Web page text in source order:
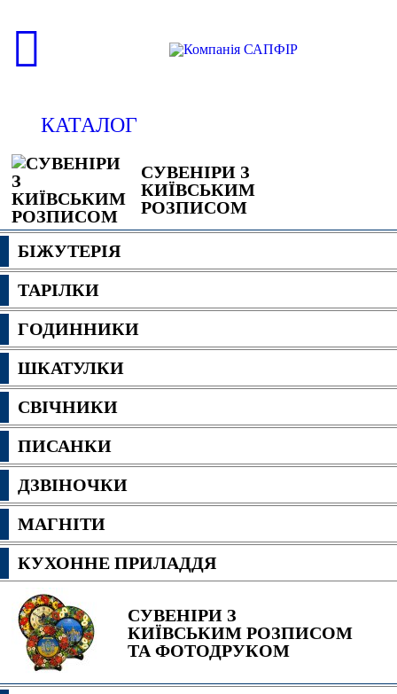
КАТАЛОГ
СУВЕНІРИ З
КИЇВСЬКИМ
РОЗПИСОМ
БІЖУТЕРІЯ
ТАРІЛКИ
ГОДИННИКИ
ШКАТУЛКИ
СВІЧНИКИ
ПИСАНКИ
ДЗВІНОЧКИ
МАГНІТИ
КУХОННЕ ПРИЛАДДЯ
СУВЕНІРИ З
КИЇВСЬКИМ РОЗПИСОМ
ТА ФОТОДРУКОМ